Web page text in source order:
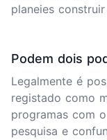
planeies
Podem dois
Legalmente é
registado como
programas com
pesquisa e